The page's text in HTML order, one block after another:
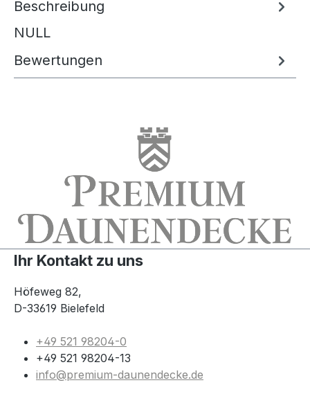
Beschreibung
NULL
Bewertungen
Ihr Kontakt zu uns
Höfeweg 82,
D-33619 Bielefeld
+49 521 98204-0
+49 521 98204-13
info@premium-daunendecke.de